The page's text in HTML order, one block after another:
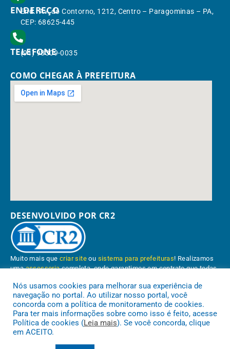
ENDEREÇO
End.: Av. do Contorno, 1212, Centro – Paragominas – PA,
CEP: 68625-445
TELEFONE
(91) 98309-0035
COMO CHEGAR À PREFEITURA
DESENVOLVIDO POR CR2
Muito mais quecriar site ou sistema para prefeituras! Realizamos
umaassessoriacompleta, onde garantimos em contrato que todas
Conheça oPNTP e oRadar da Transparência Pública
Nós usamos cookies para melhorar sua experiência de
navegação no portal. Ao utilizar nosso portal, você
concorda com a política de monitoramento de cookies.
Para ter mais informações sobre como isso é feito, acesse
Política de cookies (Leia mais). Se você concorda, clique
em ACEITO.